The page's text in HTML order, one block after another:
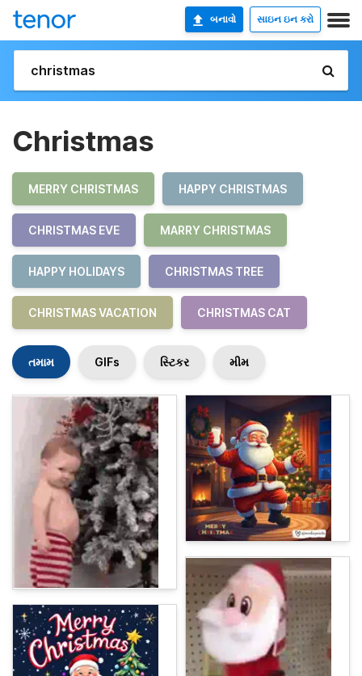
બનાવો સાઇન ઇન કરો
Christmas
MERRY CHRISTMAS HAPPY CHRISTMAS
CHRISTMAS EVE MARRY CHRISTMAS
HAPPY HOLIDAYS CHRISTMAS TREE
CHRISTMAS VACATION CHRISTMAS CAT
તમામ GIFs સ્ટિકર મીમ